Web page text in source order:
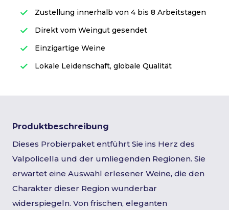
Zustellung innerhalb von 4 bis 8 Arbeitstagen
Direkt vom Weingut gesendet
Einzigartige Weine
Lokale Leidenschaft, globale Qualität
Produktbeschreibung
Dieses Probierpaket entführt Sie ins Herz des
Valpolicella und der umliegenden Regionen. Sie
erwartet eine Auswahl erlesener Weine, die den
Charakter dieser Region wunderbar
widerspiegeln. Von frischen, eleganten